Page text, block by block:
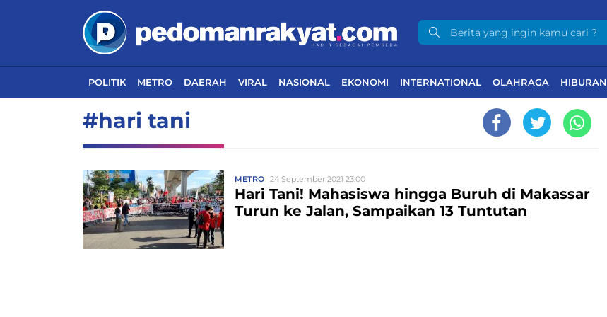
POLITIK METRO DAERAH VIRAL NASIONAL EKONOMI INTERNATIONAL OLAHRAGA HIBURAN
#hari tani
METRO 24 September 2021 23:00
Hari Tani! Mahasiswa hingga Buruh di Makassar
Turun ke Jalan, Sampaikan 13 Tuntutan